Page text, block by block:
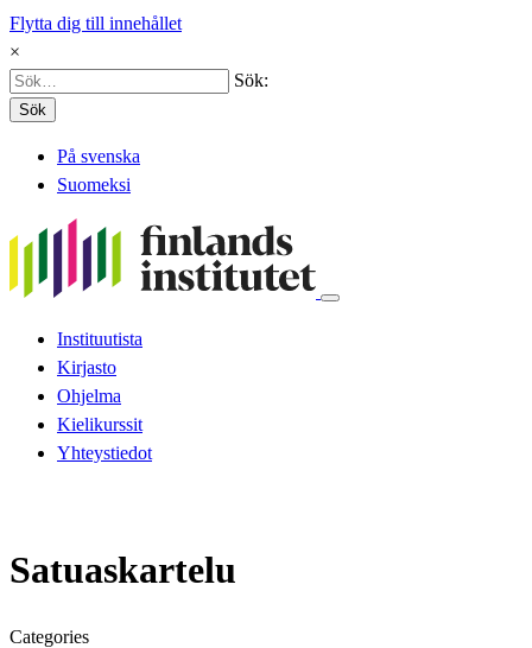
Flytta dig till innehållet
×
Sök:
Sök
På svenska
Suomeksi
Instituutista
Kirjasto
Ohjelma
Kielikurssit
Yhteystiedot
Satuaskartelu
Categories